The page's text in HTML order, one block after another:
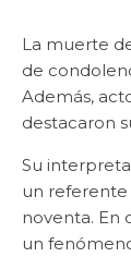
La muerte
de
Además,
destacaron
Su
un referente
noventa. En
un